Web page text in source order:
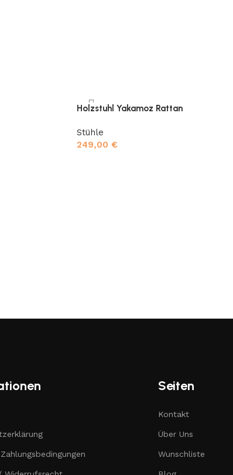
Holzstuhl Yakamoz Rattan
Stühle
249,00 €
Seiten
Kontakt
Über Uns
Wunschliste